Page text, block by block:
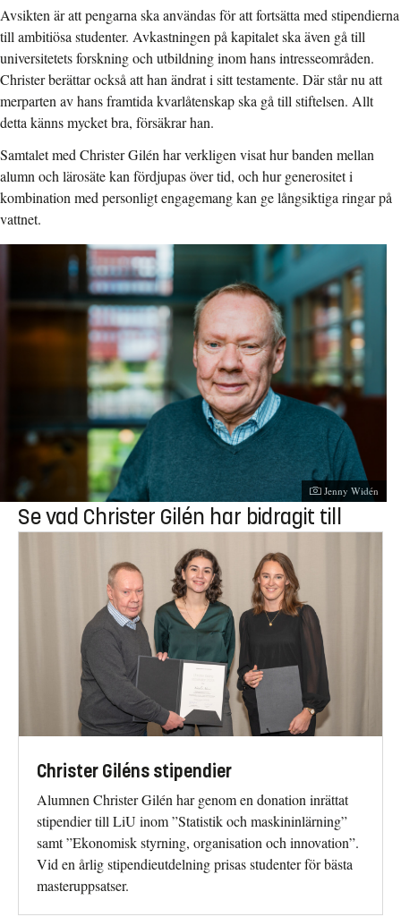
Avsikten är att pengarna ska användas för att fortsätta med stipendierna
till ambitiösa studenter. Avkastningen på kapitalet ska även gå till
universitetets forskning och utbildning inom hans intresseområden.
Christer berättar också att han ändrat i sitt testamente. Där står nu att
merparten av hans framtida kvarlåtenskap ska gå till stiftelsen. Allt
detta känns mycket bra, försäkrar han.
Samtalet med Christer Gilén har verkligen visat hur banden mellan
alumn och lärosäte kan fördjupas över tid, och hur generositet i
kombination med personligt engagemang kan ge långsiktiga ringar på
vattnet.
Jenny Widén
Se vad Christer Gilén har bidragit till
Christer Giléns stipendier
Alumnen Christer Gilén har genom en donation inrättat
stipendier till LiU inom ”Statistik och maskininlärning”
samt ”Ekonomisk styrning, organisation och innovation”.
Vid en årlig stipendieutdelning prisas studenter för bästa
masteruppsatser.